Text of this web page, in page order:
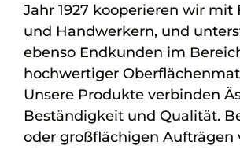
Jahr 1927 kooperieren wir mit
und Handwerkern, und
ebenso Endkunden im
hochwertiger
Unsere Produkte verbinden
Beständigkeit und Qualität.
oder großflächigen Aufträgen